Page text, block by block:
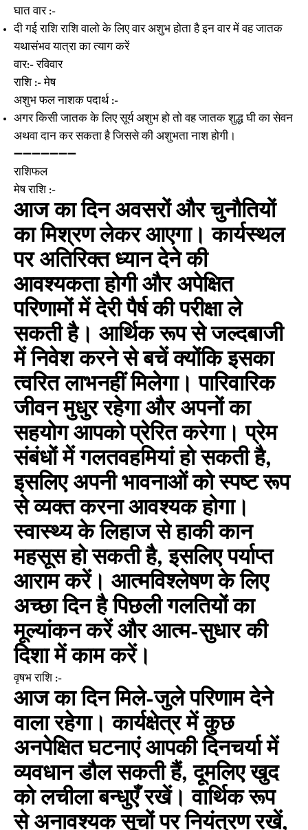
घात वार :-
दी गई राशि राशि वालो के लिए वार अशुभ होता है इन वार में वह जातक
यथासंभव यात्रा का त्याग करें
वार:- रविवार
राशि :- मेष
अशुभ फल नाशक पदार्थ :-
अगर किसी जातक के लिए सूर्य अशुभ हो तो वह जातक शुद्ध घी का सेवन
अथवा दान कर सकता है जिससे की अशुभता नाश होगी।
➖➖➖➖➖➖➖
राशिफल
मेष राशि :-
आज का दिन अवसरों और चुनौतियों
का मिश्रण लेकर आएगा। कार्यस्थल
पर अतिरिक्त ध्यान देने की
आवश्यकता होगी और अपेक्षित
परिणामों में देरी पैर्ष की परीक्षा ले
सकती है। आर्थिक रूप से जल्दबाजी
में निवेश करने से बचें क्योंकि इसका
त्वरित लाभनहीं मिलेगा। पारिवारिक
जीवन मुधुर रहेगा और अपनों का
सहयोग आपको प्रेरित करेगा। प्रेम
संबंधों में गलतवहमियां हो सकती है,
इसलिए अपनी भावनाओं को स्पष्ट रूप
से व्यक्त करना आवश्यक होगा।
स्वास्थ्य के लिहाज से हाकी कान
महसूस हो सकती है, इसलिए पर्याप्त
आराम करें। आत्मविश्लेषण के लिए
अच्छा दिन है पिछली गलतियों का
मूल्यांकन करें और आत्म-सुधार की
दिशा में काम करें।
वृषभ राशि :-
आज का दिन मिले-जुले परिणाम देने
वाला रहेगा। कार्यक्षेत्र में कुछ
अनपेक्षित घटनाएं आपकी दिनचर्या में
व्यवधान डौल सकती हैं, दूमलिए खुद
को लचीला बन्धुएँ रखें। वार्थिक रूप
से अनावश्यक सूचों पर नियंत्रण रखें,